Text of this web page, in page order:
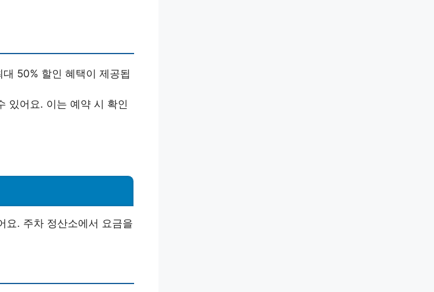
50% 할인 혜택이 제공됩
있어요. 이는 예약 시 확인
요. 주차 정산소에서 요금을